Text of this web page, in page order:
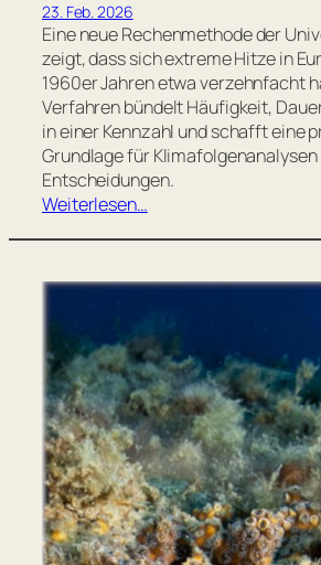
23. Feb. 2026
Eine neue Rechenmethode der
zeigt, dass sich extreme Hitze in
1960er Jahren etwa verzehnfacht
Verfahren bündelt Häufigkeit,
in einer Kennzahl und schafft eine
Grundlage für
Entscheidungen.
Weiterlesen…